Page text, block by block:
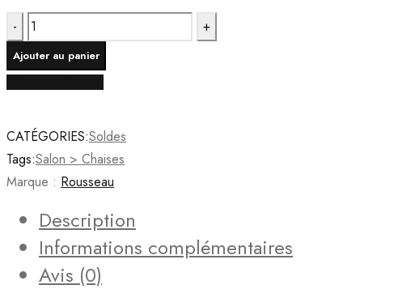
quantité
de
Rousseau
-
Ella
Tissu
Blanc
83x48x57
Ajouter au panier
CATÉGORIES:Soldes
Tags:Salon > Chaises
Marque : Rousseau
Description
Informations complémentaires
Avis (0)